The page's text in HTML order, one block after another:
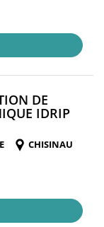
DE
IDRIP
CHISINAU